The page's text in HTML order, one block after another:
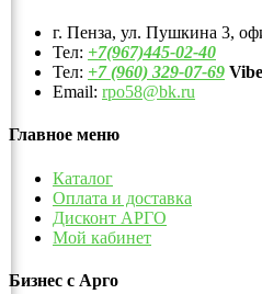
г. Пенза, ул. Пушкина 3,
Тел: +7(967)445-02-40
Тел: +7 (960) 329-07-69
Email: rpo58@bk.ru
Главное меню
Каталог
Оплата и доставка
Дисконт АРГО
Мой кабинет
Бизнес с Арго